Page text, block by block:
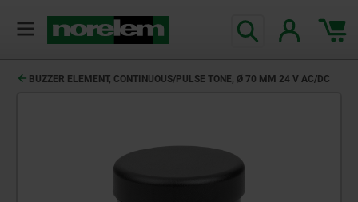
BUZZER ELEMENT, CONTINUOUS/PULSE TONE, Ø 70 MM 24 V AC/DC